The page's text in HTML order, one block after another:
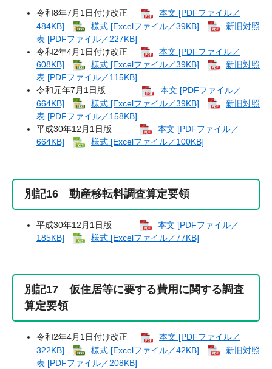
令和8年7月1日付け改正
本文 [PDFファイル／
484KB]
様式 [Excelファイル／39KB]
新旧対照
表 [PDFファイル／227KB]
令和2年4月1日付け改正
本文 [PDFファイル／
608KB]
様式 [Excelファイル／39KB]
新旧対照
表 [PDFファイル／115KB]
令和元年7月1日版
本文 [PDFファイル／
664KB]
様式 [Excelファイル／39KB]
新旧対照
表 [PDFファイル／158KB]
平成30年12月1日版
本文 [PDFファイル／
664KB]
様式 [Excelファイル／100KB]
別記16 動産移転料調査算定要領
平成30年12月1日版
本文 [PDFファイル／
185KB]
様式 [Excelファイル／77KB]
別記17 仮住居等に要する費用に関する調査
算定要領
令和2年4月1日付け改正
本文 [PDFファイル／
322KB]
様式 [Excelファイル／42KB]
新旧対照
表 [PDFファイル／208KB]